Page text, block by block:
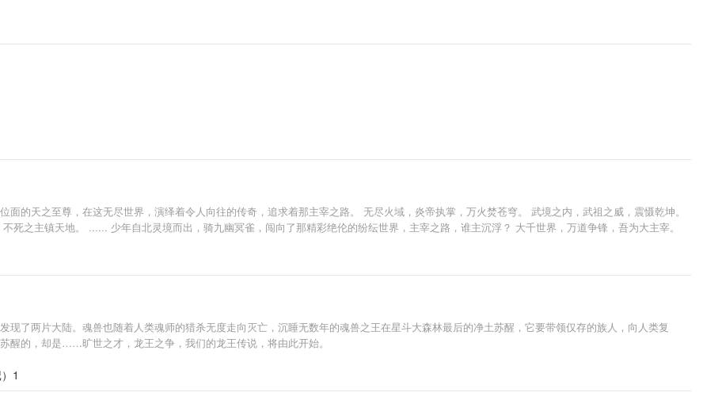
五体投地，心悦诚服！” 带着天书，且看我玩转异世界！
的天之至尊，在这无尽世界，演绎着令人向往的传奇，追求着那主宰之路。 无尽火域，炎帝执掌，万火焚苍穹。 武境之内，武祖之威，震慑乾坤。
死之主镇天地。 ...... 少年自北灵境而出，骑九幽冥雀，闯向了那精彩绝伦的纷纭世界，主宰之路，谁主沉浮？ 大千世界，万道争锋，吾为大主宰。
现了两片大陆。魂兽也随着人类魂师的猎杀无度走向灭亡，沉睡无数年的魂兽之王在星斗大森林最后的净土苏醒，它要带领仅存的族人，向人类复
醒的，却是……旷世之才，龙王之争，我们的龙王传说，将由此开始。
1